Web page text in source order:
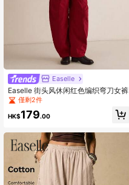
Easelle
Easelle 街头风休闲红色编织弯刀女裤
僅剩2件
HK$179.00